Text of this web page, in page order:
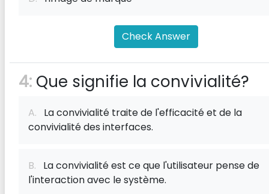
Check Answer
4: Que signifie la convivialité?
A. La convivialité traite de l'efficacité et de la
convivialité des interfaces.
B. La convivialité est ce que l'utilisateur pense de
l'interaction avec le système.